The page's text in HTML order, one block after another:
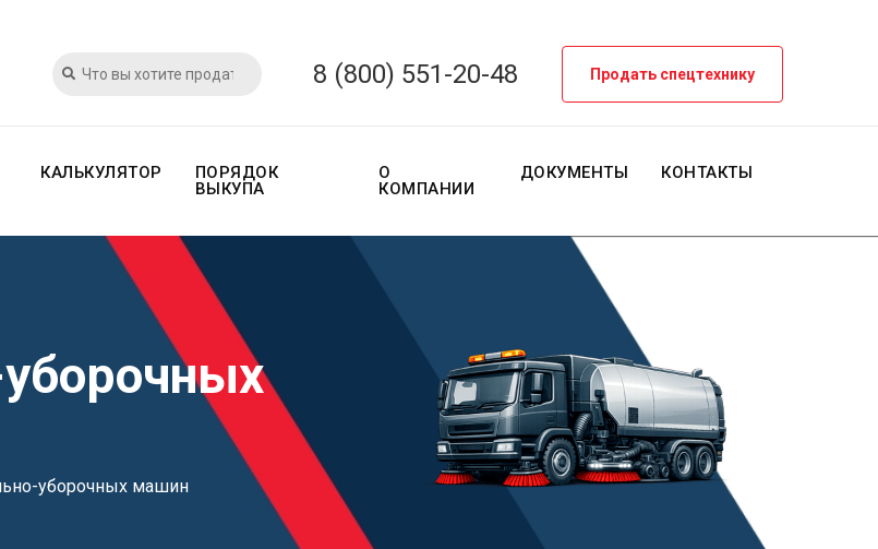
8 (800) 551-20-48 Продать спецтехнику
КАЛЬКУЛЯТОР
ПОРЯДОК
ВЫКУПА
О
КОМПАНИИ
ДОКУМЕНТЫ КОНТАКТЫ
уборочных машин